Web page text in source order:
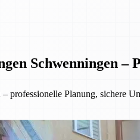
Schwenningen –
professionelle Planung, sichere